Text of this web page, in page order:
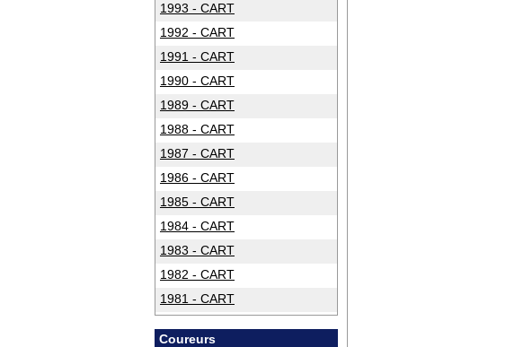
1993 - CART
1992 - CART
1991 - CART
1990 - CART
1989 - CART
1988 - CART
1987 - CART
1986 - CART
1985 - CART
1984 - CART
1983 - CART
1982 - CART
1981 - CART
Coureurs